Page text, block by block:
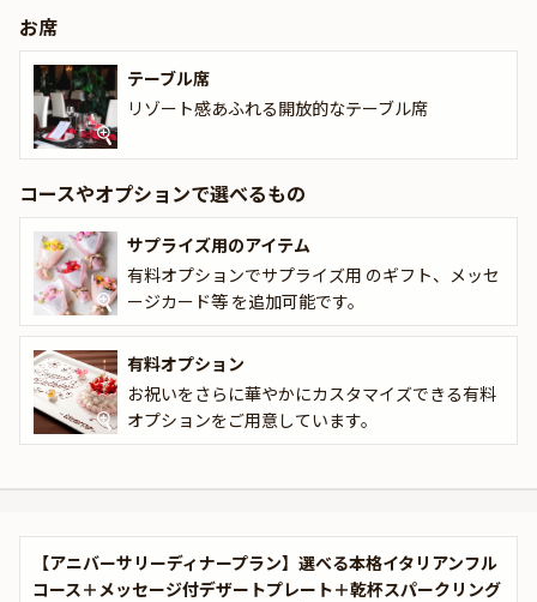
に、特別な日の思い出をiNCONTRO Osteria＆Grillでお過ごしくだ
さい。
☆本プランでは、有料オプションで、アニバーサリーにぴったりな
花束・ギフト・カスタマイズ可能なメッセージカードなどをお付け
することが出来ます。メッセージカードは着席時に、花束やギフト
にお役立てください。詳しくは本ページ中段の「お祝いアイテム」
の欄で、お選びいただけます。
お席
テーブル席
リゾート感あふれる開放的なテーブル席
コースやオプションで選べるもの
サプライズ用のアイテム
有料オプションでサプライズ用 のギフト、メッセ
ージカード等 を追加可能です。
有料オプション
お祝いをさらに華やかにカスタマイズできる有料
オプションをご用意しています。
【アニバーサリーディナープラン】選べる本格イタリアンフル
コース＋メッセージ付デザートプレート＋乾杯スパークリング